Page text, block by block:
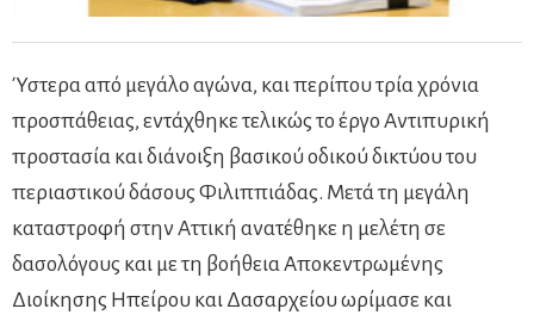
Ύστερα από μεγάλο αγώνα, και περίπου τρία χρόνια
προσπάθειας, εντάχθηκε τελικώς το έργο Αντιπυρική
προστασία και διάνοιξη βασικού οδικού δικτύου του
περιαστικού δάσους Φιλιππιάδας. Μετά τη μεγάλη
καταστροφή στην Αττική ανατέθηκε η μελέτη σε
δασολόγους και με τη βοήθεια Αποκεντρωμένης
Διοίκησης Ηπείρου και Δασαρχείου ωρίμασε και